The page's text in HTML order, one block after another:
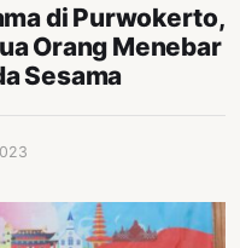
di Purwokerto,
Orang Menebar
Sesama